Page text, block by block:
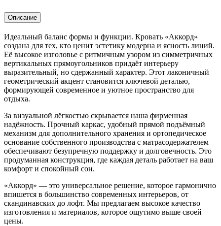
Описание
Идеальный баланс формы и функции. Кровать «Аккорд»
создана для тех, кто ценит эстетику модерна и ясность линий.
Её высокое изголовье с ритмичным узором из симметричных
вертикальных прямоугольников придаёт интерьеру
выразительный, но сдержанный характер. Этот лаконичный
геометрический акцент становится ключевой деталью,
формирующей современное и уютное пространство для
отдыха.
За визуальной лёгкостью скрывается наша фирменная
надёжность. Прочный каркас, удобный прямой подъёмный
механизм для дополнительного хранения и ортопедическое
основание собственного производства с матрасодержателем
обеспечивают безупречную поддержку и долговечность. Это
продуманная конструкция, где каждая деталь работает на ваш
комфорт и спокойный сон.
«Аккорд» — это универсальное решение, которое гармонично
впишется в большинство современных интерьеров, от
скандинавских до лофт. Мы предлагаем высокое качество
изготовления и материалов, которое ощутимо выше своей
цены.